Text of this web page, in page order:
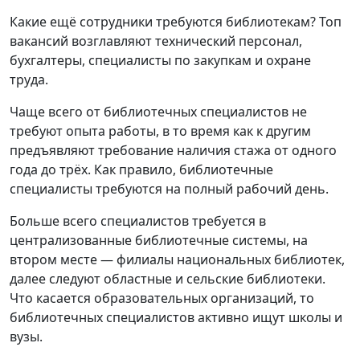
Какие ещё сотрудники требуются библиотекам? Топ
вакансий возглавляют технический персонал,
бухгалтеры, специалисты по закупкам и охране
труда.
Чаще всего от библиотечных специалистов не
требуют опыта работы, в то время как к другим
предъявляют требование наличия стажа от одного
года до трёх. Как правило, библиотечные
специалисты требуются на полный рабочий день.
Больше всего специалистов требуется в
централизованные библиотечные системы, на
втором месте — филиалы национальных библиотек,
далее следуют областные и сельские библиотеки.
Что касается образовательных организаций, то
библиотечных специалистов активно ищут школы и
вузы.